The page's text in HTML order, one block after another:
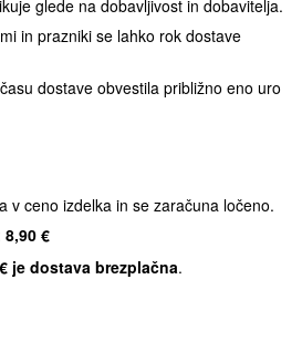
glede na dobavljivost in dobavitelja.
in prazniki se lahko rok dostave
dostave obvestila približno eno uro
v ceno izdelka in se zaračuna ločeno.
8,90 €
je dostava brezplačna.